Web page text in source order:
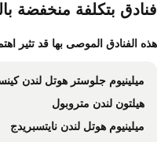
بتكلفة منخفضة
الفنادق الموصى بها قد تثير
ميلينيوم جلوستر هوتل لندن كينسنجتون
هيلتون لندن متروبول
ميلينيوم هوتل لندن نايتسبريدج